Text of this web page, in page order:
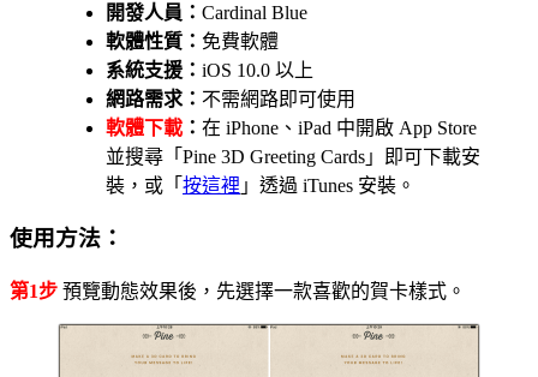
開發人員： Cardinal Blue
軟體性質： 免費軟體
系統支援： iOS 10.0 以上
網路需求： 不需網路即可使用
軟體下載 ： 在 iPhone、iPad 中開啟 App Store
並搜尋「Pine 3D Greeting Cards」即可下載安
裝，或「 按這裡 」透過 iTunes 安裝。
使用方法：
第1步 預覽動態效果後，先選擇一款喜歡的賀卡樣式。